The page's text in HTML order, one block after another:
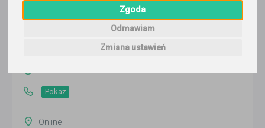
Zgoda
Odmawiam
Zmiana ustawień
FORBERG
Wyślij wiadomość
Pokaż
Online